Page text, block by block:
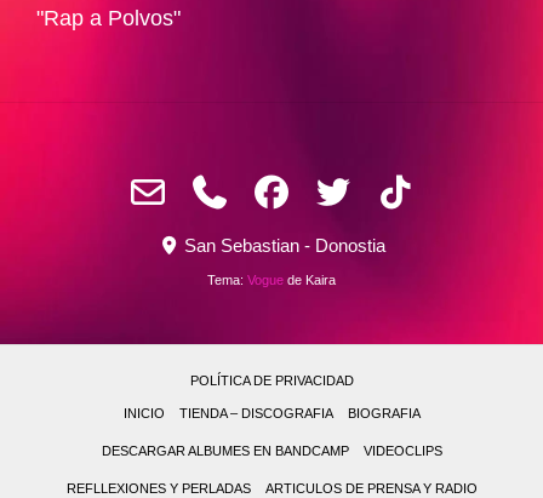
"Rap a Polvos"
San Sebastian - Donostia
Tema: Vogue de Kaira
POLÍTICA DE PRIVACIDAD
INICIO TIENDA – DISCOGRAFIA BIOGRAFIA
DESCARGAR ALBUMES EN BANDCAMP VIDEOCLIPS
REFLLEXIONES Y PERLADAS ARTICULOS DE PRENSA Y RADIO